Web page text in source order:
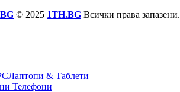
© 2025 1TH.BG Всички права запазени.
Лаптопи & Таблети
Телефони